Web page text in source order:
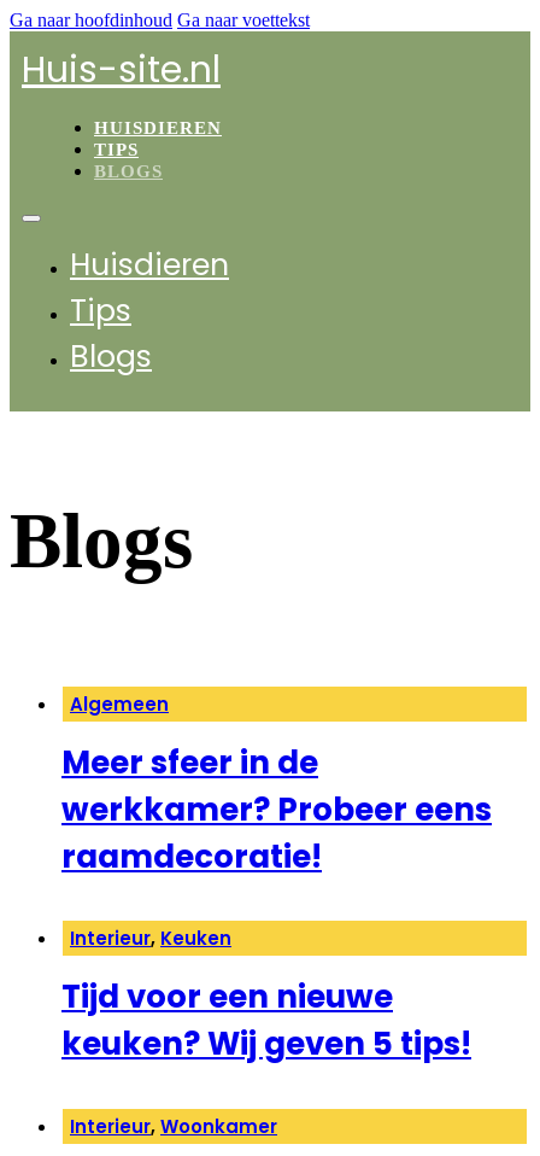
Ga naar hoofdinhoud Ga naar voettekst
Huis-site.nl
HUISDIEREN
TIPS
BLOGS
Huisdieren
Tips
Blogs
Blogs
Algemeen
Meer sfeer in de
werkkamer? Probeer eens
raamdecoratie!
Interieur, Keuken
Tijd voor een nieuwe
keuken? Wij geven 5 tips!
Interieur,Woonkamer